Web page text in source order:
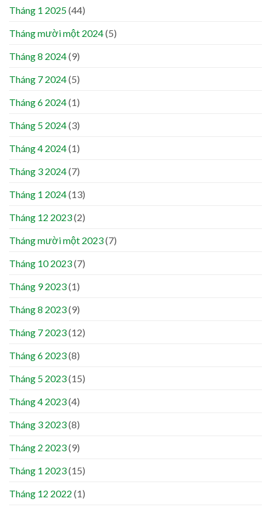
Tháng 1 2025(44)
Tháng mười một 2024(5)
Tháng 8 2024(9)
Tháng 7 2024(5)
Tháng 6 2024(1)
Tháng 5 2024(3)
Tháng 4 2024(1)
Tháng 3 2024(7)
Tháng 1 2024(13)
Tháng 12 2023(2)
Tháng mười một 2023(7)
Tháng 10 2023(7)
Tháng 9 2023(1)
Tháng 8 2023(9)
Tháng 7 2023(12)
Tháng 6 2023(8)
Tháng 5 2023(15)
Tháng 4 2023(4)
Tháng 3 2023(8)
Tháng 2 2023(9)
Tháng 1 2023(15)
Tháng 12 2022 (1)